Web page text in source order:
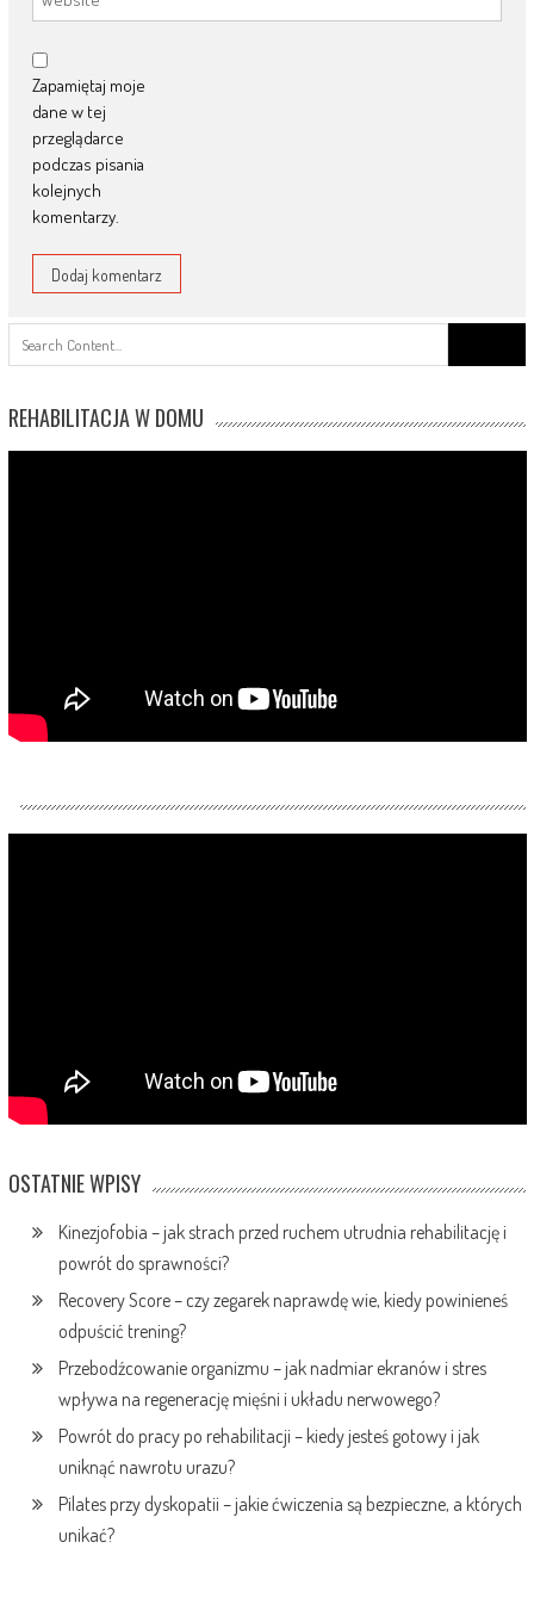
Zapamiętaj moje
dane w tej
przeglądarce
podczas pisania
kolejnych
komentarzy.
REHABILITACJA W DOMU
OSTATNIE WPISY
Kinezjofobia – jak strach przed ruchem utrudnia rehabilitację i
powrót do sprawności?
Recovery Score – czy zegarek naprawdę wie, kiedy powinieneś
odpuścić trening?
Przebodźcowanie organizmu – jak nadmiar ekranów i stres
wpływa na regenerację mięśni i układu nerwowego?
Powrót do pracy po rehabilitacji – kiedy jesteś gotowy i jak
uniknąć nawrotu urazu?
Pilates przy dyskopatii – jakie ćwiczenia są bezpieczne, a których
unikać?